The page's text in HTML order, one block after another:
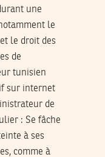
une
le
le droit des
de
tunisien
sur internet
de
: Se fâche
à ses
comme à